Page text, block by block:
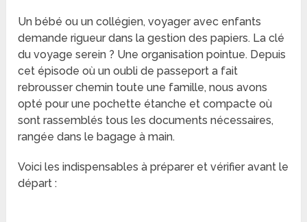
Un bébé ou un collégien, voyager avec enfants
demande rigueur dans la gestion des papiers. La clé
du voyage serein ? Une organisation pointue. Depuis
cet épisode où un oubli de passeport a fait
rebrousser chemin toute une famille, nous avons
opté pour une pochette étanche et compacte où
sont rassemblés tous les documents nécessaires,
rangée dans le bagage à main.
Voici les indispensables à préparer et vérifier avant le
départ :